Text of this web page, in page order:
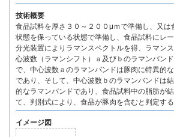
技術概要
食品試料を厚さ３０～２００μｍで準備し、又は
状態を保っている状態で準備し、食品試料にレ
分光装置によりラマンスペクトルを得、ラマン
心波数（ラマンシフト）ａ及びｂのラマンバン
で、中心波数ａのラマンバンドは豚肉に特異的
であり、そして、中心波数ｂのラマンバンドは
的なラマンバンドであり、食品試料中の脂肪が
て、判別式により、食品が豚肉を含むと判定する
イメージ図